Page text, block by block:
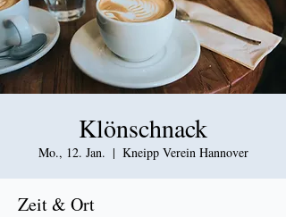
Klönschnack
Mo., 12. Jan.
  |
Kneipp Verein Hannover
Zeit & Ort